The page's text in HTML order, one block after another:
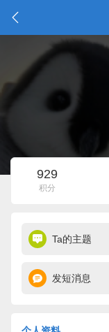
929
积分
Ta的主题
发短消息